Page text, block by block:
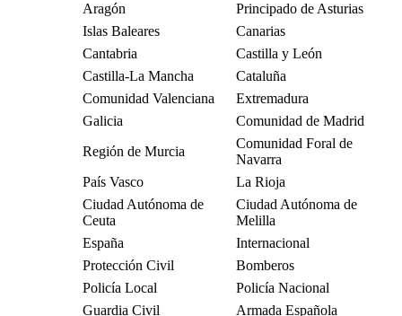
Aragón
Principado de Asturias
Islas Baleares
Canarias
Cantabria
Castilla y León
Castilla-La Mancha
Cataluña
Comunidad Valenciana
Extremadura
Galicia
Comunidad de Madrid
Región de Murcia
Comunidad Foral de
Navarra
País Vasco
La Rioja
Ciudad Autónoma de
Ceuta
Ciudad Autónoma de
Melilla
España
Internacional
Protección Civil
Bomberos
Policía Local
Policía Nacional
Guardia Civil
Armada Española